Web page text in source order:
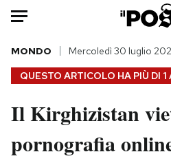
HOME
Italia
Politica
QUESTO ARTICOLO HA PIÙ DI 1
MONDO Mercoledì 30 luglio
Il Kirghizistan
pornografia